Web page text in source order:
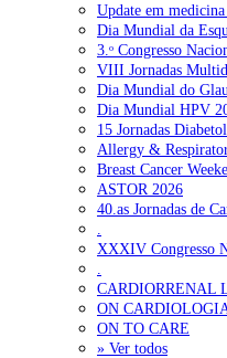
Update em
Dia Mundial da
3.ᵒ Congresso
VIII Jornadas
Dia Mundial do
Dia Mundial HPV
15 Jornadas
Allergy &
Breast Cancer
ASTOR 2026
40.as Jornadas de
XXXIV Congresso
CARDIORRENAL
ON
ON TO CARE
» Ver todos